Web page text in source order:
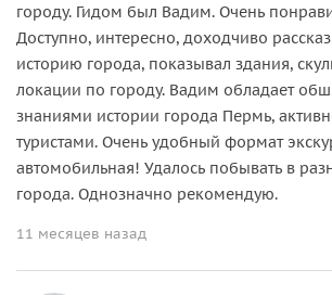
городу. Гидом был Вадим. Очень
Доступно, интересно, доходчиво
историю города, показывал здания,
локации по городу. Вадим обладает
знаниями истории города Пермь,
туристами. Очень удобный формат
автомобильная! Удалось побывать в
города. Однозначно рекомендую.
11 месяцев назад